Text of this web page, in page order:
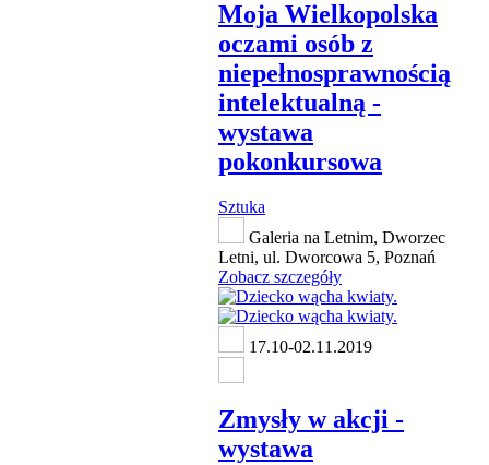
Moja Wielkopolska
oczami osób z
niepełnosprawnością
intelektualną -
wystawa
pokonkursowa
Sztuka
Galeria na Letnim, Dworzec
Letni, ul. Dworcowa 5, Poznań
Zobacz szczegóły
17.10-02.11.2019
Zmysły w akcji -
wystawa